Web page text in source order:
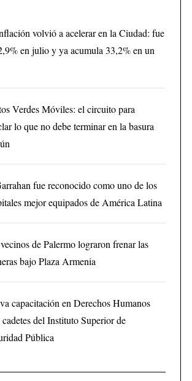
volvió a acelerar en la Ciudad: fue
en julio y ya acumula 33,2% en un
Verdes Móviles: el circuito para
lo que no debe terminar en la basura
fue reconocido como uno de los
mejor equipados de América Latina
de Palermo lograron frenar las
bajo Plaza Armenia
capacitación en Derechos Humanos
cadetes del Instituto Superior de
Pública